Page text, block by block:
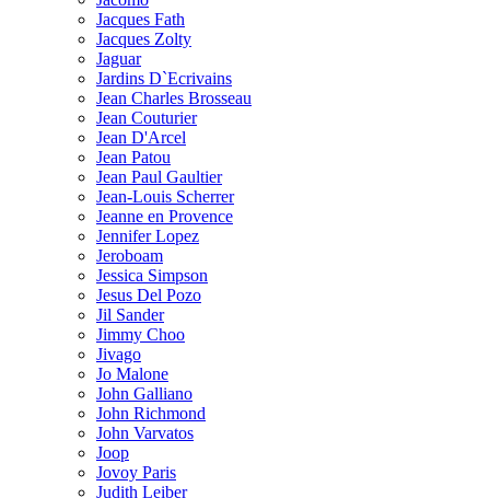
Jacques Fath
Jacques Zolty
Jaguar
Jardins D`Ecrivains
Jean Charles Brosseau
Jean Couturier
Jean D'Arcel
Jean Patou
Jean Paul Gaultier
Jean-Louis Scherrer
Jeanne en Provence
Jennifer Lopez
Jeroboam
Jessica Simpson
Jesus Del Pozo
Jil Sander
Jimmy Choo
Jivago
Jo Malone
John Galliano
John Richmond
John Varvatos
Joop
Jovoy Paris
Judith Leiber